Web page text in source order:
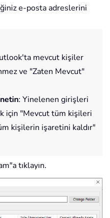
e-posta adreslerini
mevcut kişiler
ve "Zaten Mevcut"
: Yinelenen girişleri
için "Mevcut tüm kişileri
kişilerin işaretini kaldır"
tıklayın.